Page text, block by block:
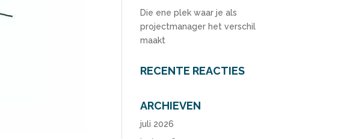
Die ene plek waar je als
projectmanager het verschil
maakt
RECENTE REACTIES
ARCHIEVEN
juli 2026